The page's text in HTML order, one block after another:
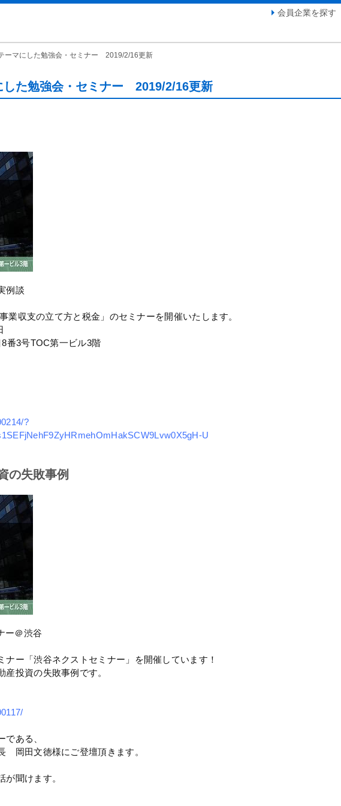
会員企業を探す
ーマにした勉強会・セミナー 2019/2/16更新
した勉強会・セミナー 2019/2/16更新
例談
業収支の立て方と税金」のセミナーを開催いたします。
番3号TOC第一ビル3階
?
U
の失敗事例
ー＠渋谷
ー「渋谷ネクストセミナー」を開催しています！
投資の失敗事例です。
ある、
岡田文徳様にご登壇頂きます。
聞けます。